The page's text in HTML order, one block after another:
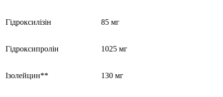
Гідроксилізін 85 мг
Гідроксипролін 1025 мг
Ізолейцин** 130 мг